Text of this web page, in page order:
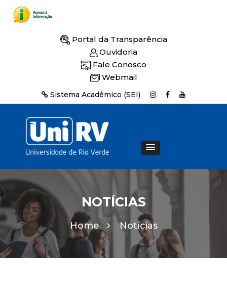
Portal da Transparência
Ouvidoria
Fale Conosco
Webmail
Sistema Acadêmico (SEI)
NOTÍCIAS
Home Notícias